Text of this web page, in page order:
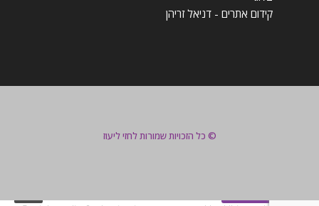
קידום אתרים - דניאל זריהן
© כל הזכויות שמורות לחזי ליעוז